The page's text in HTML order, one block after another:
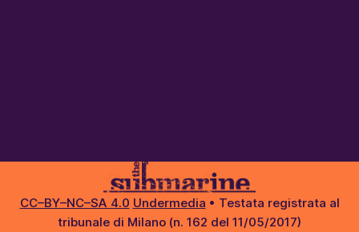
CC–BY–NC–SA 4.0 Undermedia • Testata registrata al
tribunale di Milano (n. 162 del 11/05/2017)